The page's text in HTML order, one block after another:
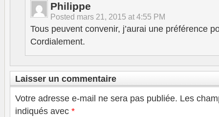
Philippe
Posted mars 21, 2015 at 4:55 PM
Tous peuvent convenir, j’aurai une préférence
Cordialement.
Laisser un commentaire
Votre adresse e-mail ne sera pas publiée. Les
indiqués avec *